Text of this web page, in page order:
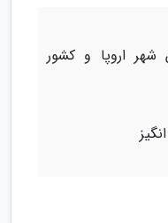
شهر اروپا و کشور